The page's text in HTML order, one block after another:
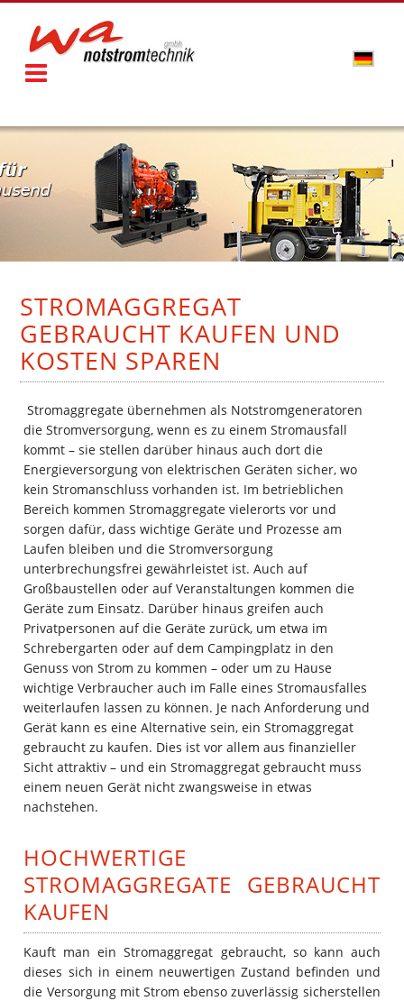
STROMAGGREGAT
GEBRAUCHT KAUFEN UND
KOSTEN SPAREN
Stromaggregate übernehmen als Notstromgeneratoren
die Stromversorgung, wenn es zu einem Stromausfall
kommt – sie stellen darüber hinaus auch dort die
Energieversorgung von elektrischen Geräten sicher, wo
kein Stromanschluss vorhanden ist. Im betrieblichen
Bereich kommen Stromaggregate vielerorts vor und
sorgen dafür, dass wichtige Geräte und Prozesse am
Laufen bleiben und die Stromversorgung
unterbrechungsfrei gewährleistet ist. Auch auf
Großbaustellen oder auf Veranstaltungen kommen die
Geräte zum Einsatz. Darüber hinaus greifen auch
Privatpersonen auf die Geräte zurück, um etwa im
Schrebergarten oder auf dem Campingplatz in den
Genuss von Strom zu kommen – oder um zu Hause
wichtige Verbraucher auch im Falle eines Stromausfalles
weiterlaufen lassen zu können. Je nach Anforderung und
Gerät kann es eine Alternative sein, ein Stromaggregat
gebraucht zu kaufen. Dies ist vor allem aus finanzieller
Sicht attraktiv – und ein Stromaggregat gebraucht muss
einem neuen Gerät nicht zwangsweise in etwas
nachstehen.
HOCHWERTIGE
STROMAGGREGATE GEBRAUCHT
KAUFEN
Kauft man ein Stromaggregat gebraucht, so kann auch
dieses sich in einem neuwertigen Zustand befinden und
die Versorgung mit Strom ebenso zuverlässig sicherstellen